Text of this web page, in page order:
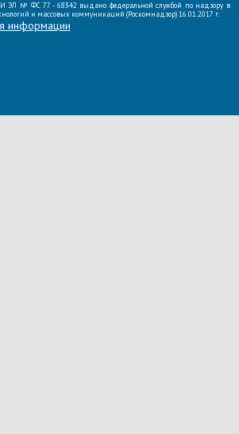
ЭЛ № ФС 77 - 68342 выдано федеральной службой по надзору в
и массовых коммуникаций (Роскомнадзор) 16.01.2017 г.
информации